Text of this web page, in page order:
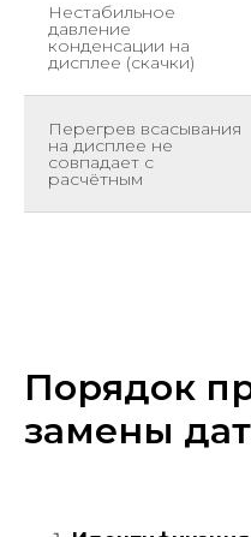
Нестабильное
давление
конденсации на
дисплее (скачки)
Перегрев всасывания
на дисплее не
совпадает с
расчётным
Порядок
замены